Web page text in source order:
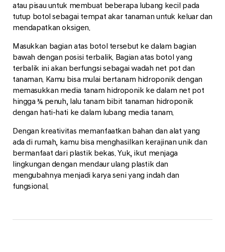
atau pisau untuk membuat beberapa lubang kecil pada
tutup botol sebagai tempat akar tanaman untuk keluar dan
mendapatkan oksigen.
Masukkan bagian atas botol tersebut ke dalam bagian
bawah dengan posisi terbalik. Bagian atas botol yang
terbalik ini akan berfungsi sebagai wadah net pot dan
tanaman. Kamu bisa mulai bertanam hidroponik dengan
memasukkan media tanam hidroponik ke dalam net pot
hingga ¾ penuh, lalu tanam bibit tanaman hidroponik
dengan hati-hati ke dalam lubang media tanam.
Dengan kreativitas memanfaatkan bahan dan alat yang
ada di rumah, kamu bisa menghasilkan kerajinan unik dan
bermanfaat dari plastik bekas. Yuk, ikut menjaga
lingkungan dengan mendaur ulang plastik dan
mengubahnya menjadi karya seni yang indah dan
fungsional.